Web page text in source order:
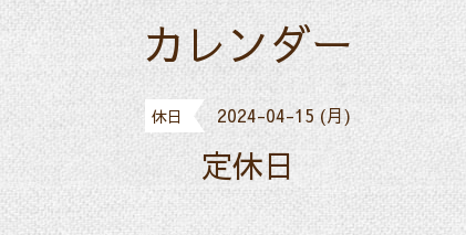
カレンダー
休日 2024-04-15 (月)
定休日